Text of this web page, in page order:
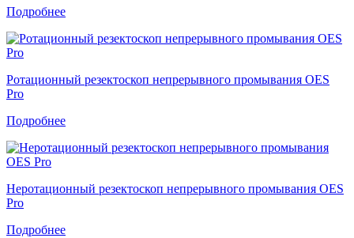
Подробнее
Ротационный резектоскоп непрерывного промывания OES
Pro
Подробнее
Неротационный резектоскоп непрерывного промывания OES
Pro
Подробнее